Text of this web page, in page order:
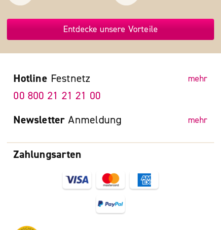
Entdecke unsere Vorteile
Zahlungsarten
Hotline Festnetz mehr
00 800 21 21 21 00
Newsletter Anmeldung mehr